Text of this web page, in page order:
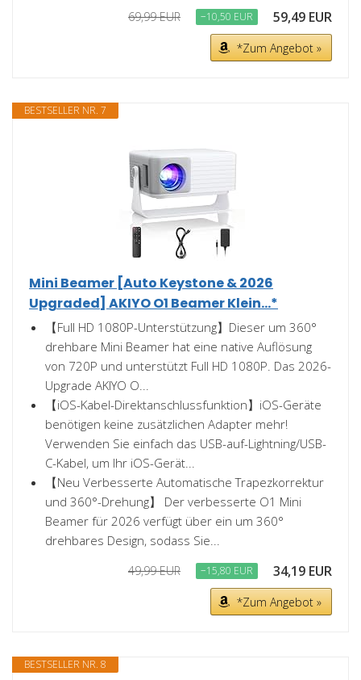
69,99 EUR −10,50 EUR 59,49 EUR
*Zum Angebot »
BESTSELLER NR. 7
Mini Beamer [Auto Keystone & 2026
Upgraded] AKIYO O1 Beamer Klein...*
【Full HD 1080P-Unterstützung】Dieser um 360°
drehbare Mini Beamer hat eine native Auflösung
von 720P und unterstützt Full HD 1080P. Das 2026-
Upgrade AKIYO O...
【iOS-Kabel-Direktanschlussfunktion】iOS-Geräte
benötigen keine zusätzlichen Adapter mehr!
Verwenden Sie einfach das USB-auf-Lightning/USB-
C-Kabel, um Ihr iOS-Gerät...
【Neu Verbesserte Automatische Trapezkorrektur
und 360°-Drehung】 Der verbesserte O1 Mini
Beamer für 2026 verfügt über ein um 360°
drehbares Design, sodass Sie...
49,99 EUR −15,80 EUR 34,19 EUR
*Zum Angebot »
BESTSELLER NR. 8